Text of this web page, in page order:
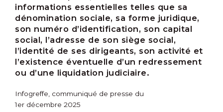
informations essentielles telles que sa
dénomination sociale, sa forme juridique,
son numéro d’identification, son capital
social, l’adresse de son siège social,
l’identité de ses dirigeants, son activité et
l’existence éventuelle d’un redressement
ou d’une liquidation judiciaire.
Infogreffe, communiqué de presse du
1er décembre 2025